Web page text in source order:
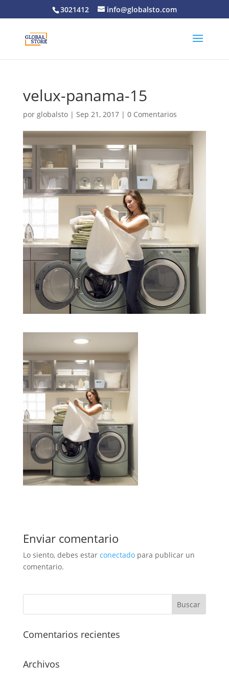
3021412 info@globalsto.com
velux-panama-15
por globalsto| Sep 21, 2017| 0 Comentarios
Enviar comentario
Lo siento, debes estar conectadopara publicar un
comentario.
Comentarios recientes
Archivos